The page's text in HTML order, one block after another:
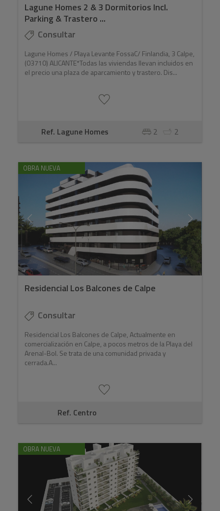
Lagune Homes 2 & 3 Dormitorios Incl.
Parking & Trastero ...
Consultar
Lagune Homes / Playa Levante FossaC/ Finlandia, 3 Calpe,
(03710) ALICANTE*Todas las viviendas llevan incluidos en
el precio una plaza de aparcamiento y trastero. Dis...
Ref. Lagune Homes 2 2
OBRA NUEVA
Residencial Los Balcones de Calpe
Consultar
Residencial Los Balcones de Calpe, Actualmente en
comercialización en Calpe, a pocos metros de la Playa del
Arenal-Bol. Se trata de una comunidad privada y
cerrada.A...
Ref. Centro
OBRA NUEVA